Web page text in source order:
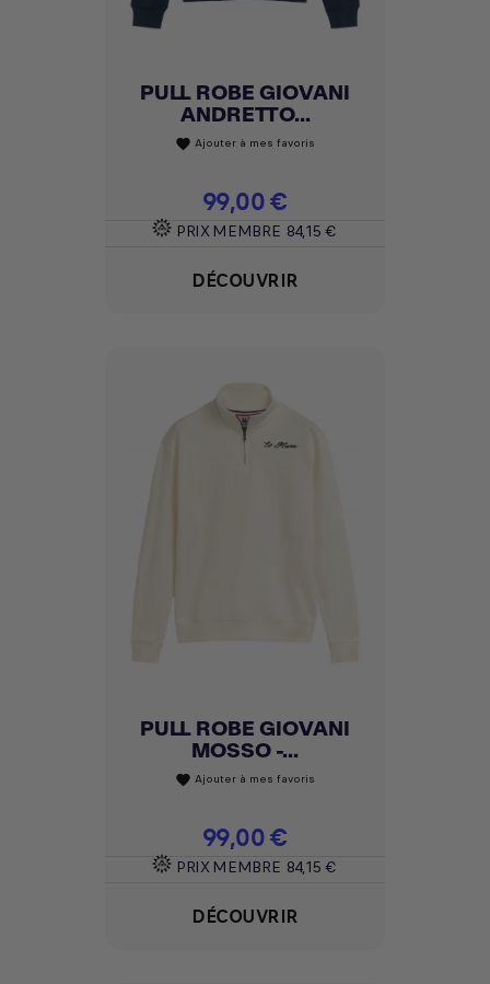
PULL ROBE GIOVANI
ANDRETTO...
favorite Ajouter à mes favoris
Prix
99,00 €
PRIX MEMBRE 84,15 €
DÉCOUVRIR
PULL ROBE GIOVANI
MOSSO -...
favorite Ajouter à mes favoris
Prix
99,00 €
PRIX MEMBRE 84,15 €
DÉCOUVRIR